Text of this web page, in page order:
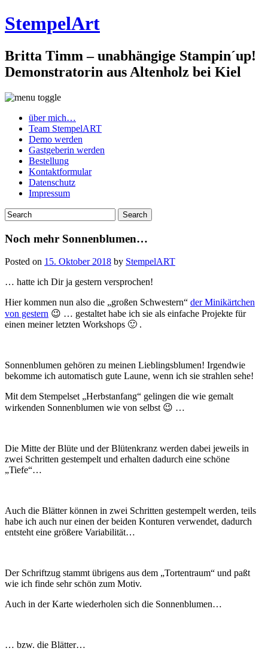
StempelArt
Britta Timm – unabhängige Stampin´up!
Demonstratorin aus Altenholz bei Kiel
über mich…
Team StempelART
Demo werden
Gastgeberin werden
Bestellung
Kontaktformular
Datenschutz
Impressum
Noch mehr Sonnenblumen…
Posted on 15. Oktober 2018 by StempelART
… hatte ich Dir ja gestern versprochen!
Hier kommen nun also die „großen Schwestern“ der Minikärtchen
von gestern 😉 … gestaltet habe ich sie als einfache Projekte für
einen meiner letzten Workshops 🙂 .
Sonnenblumen gehören zu meinen Lieblingsblumen! Irgendwie
bekomme ich automatisch gute Laune, wenn ich sie strahlen sehe!
Mit dem Stempelset „Herbstanfang“ gelingen die wie gemalt
wirkenden Sonnenblumen wie von selbst 😉 …
Die Mitte der Blüte und der Blütenkranz werden dabei jeweils in
zwei Schritten gestempelt und erhalten dadurch eine schöne
„Tiefe“…
Auch die Blätter können in zwei Schritten gestempelt werden, teils
habe ich auch nur einen der beiden Konturen verwendet, dadurch
entsteht eine größere Variabilität…
Der Schriftzug stammt übrigens aus dem „Tortentraum“ und paßt
wie ich finde sehr schön zum Motiv.
Auch in der Karte wiederholen sich die Sonnenblumen…
… bzw. die Blätter…